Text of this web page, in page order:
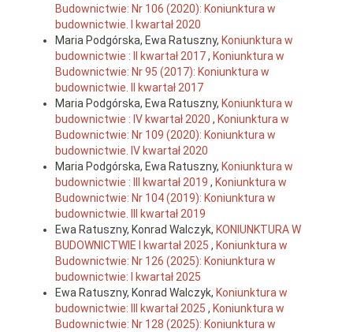
Budownictwie: Nr 106 (2020): Koniunktura w
budownictwie. I kwartał 2020
Maria Podgórska, Ewa Ratuszny, Koniunktura w
budownictwie : II kwartał 2017, Koniunktura w
Budownictwie: Nr 95 (2017): Koniunktura w
budownictwie. II kwartał 2017
Maria Podgórska, Ewa Ratuszny, Koniunktura w
budownictwie : IV kwartał 2020 , Koniunktura w
Budownictwie: Nr 109 (2020): Koniunktura w
budownictwie. IV kwartał 2020
Maria Podgórska, Ewa Ratuszny, Koniunktura w
budownictwie : III kwartał 2019 , Koniunktura w
Budownictwie: Nr 104 (2019): Koniunktura w
budownictwie. III kwartał 2019
Ewa Ratuszny, Konrad Walczyk, KONIUNKTURA W
BUDOWNICTWIE I kwartał 2025 , Koniunktura w
Budownictwie: Nr 126 (2025): Koniunktura w
budownictwie: I kwartał 2025
Ewa Ratuszny, Konrad Walczyk, Koniunktura w
budownictwie: III kwartał 2025 , Koniunktura w
Budownictwie: Nr 128 (2025): Koniunktura w